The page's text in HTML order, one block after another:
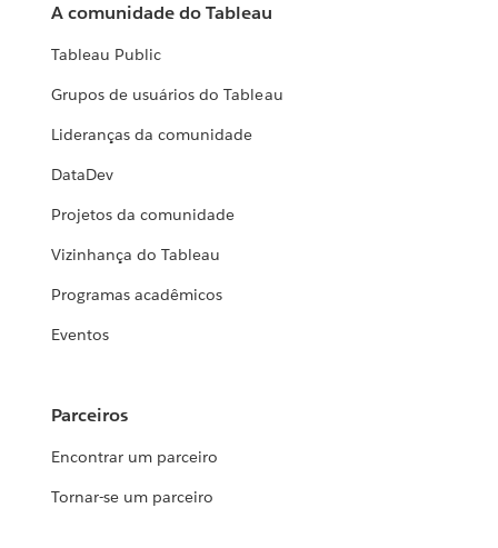
A comunidade do Tableau
Tableau Public
Grupos de usuários do Tableau
Lideranças da comunidade
DataDev
Projetos da comunidade
Vizinhança do Tableau
Programas acadêmicos
Eventos
Parceiros
Encontrar um parceiro
Tornar-se um parceiro